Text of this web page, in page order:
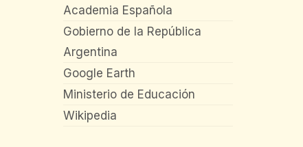
Academia Española
Gobierno de la República
Argentina
Google Earth
Ministerio de Educación
Wikipedia